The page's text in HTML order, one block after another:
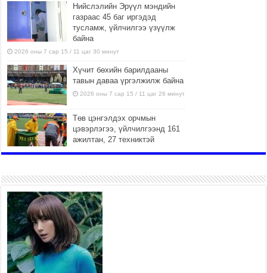
Нийслэлийн Эрүүл мэндийн
газраас 45 баг иргэдэд
тусламж, үйлчилгээ үзүүлж
байна
2026 оны 7 сар 15 / 11 цаг 30 минут
Хүчит бөхийн барилдааны
тавын даваа үргэлжилж байна
2026 оны 7 сар 15 / 11 цаг 26 минут
Төв цэнгэлдэх орчмын
цэвэрлэгээ, үйлчилгээнд 161
ажилтан, 27 техниктэй
Наадмын амралтын өдрүүдэд
нийслэлийн эрүүл мэндийн
байгууллагууд дараах
хуваарийн дагуу ажиллана
2026 оны 7 сар 15 / 11 цаг 18 минут
Үндэсний их баяр наадам
эхэллээ
2026 оны 7 сар 15 / 11 цаг 14 минут